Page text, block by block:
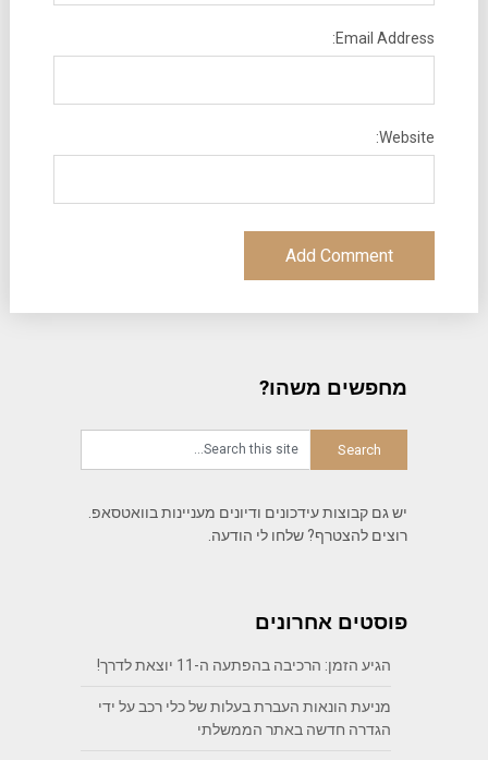
Email Address:
Website:
מחפשים משהו?
יש גם קבוצות עידכונים ודיונים מעניינות בוואטסאפ.
רוצים להצטרף? שלחו לי הודעה.
פוסטים אחרונים
הגיע הזמן: הרכיבה בהפתעה ה-11 יוצאת לדרך!
מניעת הונאות העברת בעלות של כלי רכב על ידי
הגדרה חדשה באתר הממשלתי